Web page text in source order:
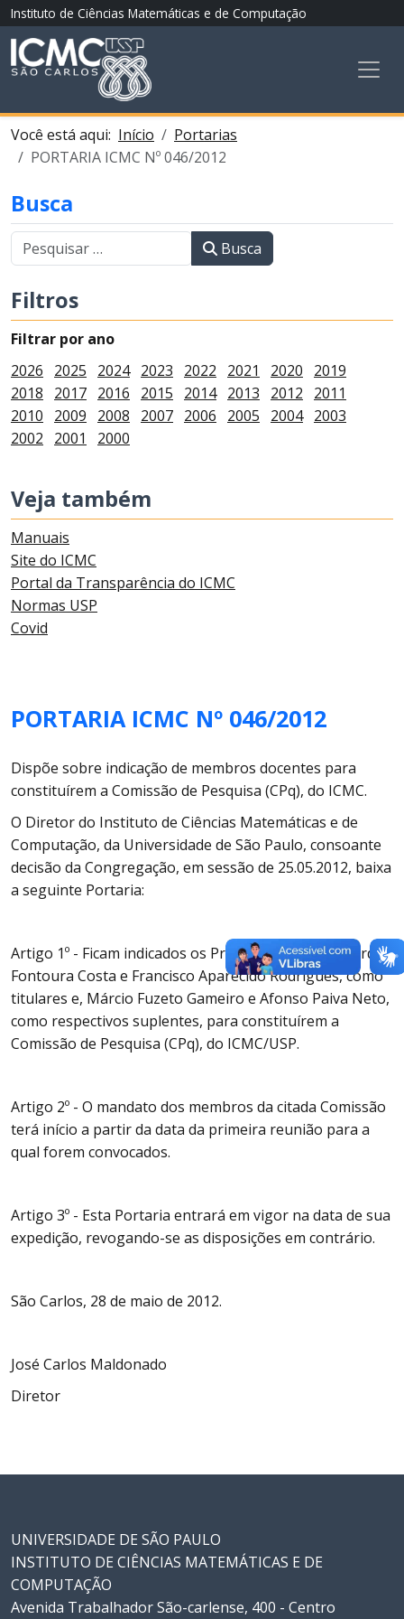
Instituto de Ciências Matemáticas e de Computação
Você está aqui: Início
Portarias
PORTARIA ICMC Nº 046/2012
Busca
Busca
Filtros
Filtrar por ano
2026
2025 2024 2023 2022 2021 2020
2019
2018
2017 2016 2015 2014 2013 2012
2011
2010
2009 2008 2007 2006 2005 2004 2003
2002
2001 2000
Veja também
Manuais
Site do ICMC
Portal da Transparência do ICMC
Normas USP
Covid
PORTARIA ICMC Nº 046/2012
Dispõe sobre indicação de membros docentes para
constituírem a Comissão de Pesquisa (CPq), do ICMC.
O Diretor do Instituto de Ciências Matemáticas e de
Computação, da Universidade de São Paulo, consoante
decisão da Congregação, em sessão de 25.05.2012, baixa
a seguinte Portaria:
Artigo 1º - Ficam indicados os Professores Drs. Eduardo
Fontoura Costa e Francisco Aparecido Rodrigues, como
titulares e, Márcio Fuzeto Gameiro e Afonso Paiva Neto,
como respectivos suplentes, para constituírem a
Comissão de Pesquisa (CPq), do ICMC/USP.
Artigo 2º - O mandato dos membros da citada Comissão
terá início a partir da data da primeira reunião para a
qual forem convocados.
Artigo 3º - Esta Portaria entrará em vigor na data de sua
expedição, revogando-se as disposições em contrário.
São Carlos, 28 de maio de 2012.
José Carlos Maldonado
Diretor
UNIVERSIDADE DE SÃO PAULO
INSTITUTO DE CIÊNCIAS MATEMÁTICAS E DE
COMPUTAÇÃO
Avenida Trabalhador São-carlense, 400 - Centro